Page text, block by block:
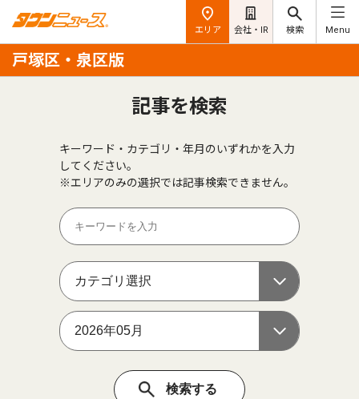
エリア 会社・IR 検索 Menu
戸塚区・泉区版
記事を検索
キーワード・カテゴリ・年月のいずれかを入力
してください。
※エリアのみの選択では記事検索できません。